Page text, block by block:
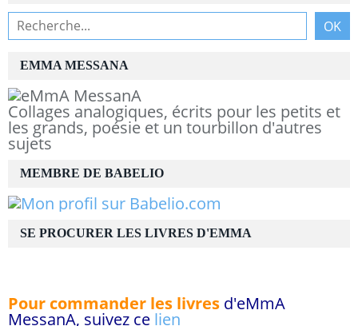
EMMA MESSANA
Collages analogiques, écrits pour les petits et
les grands, poésie et un tourbillon d'autres
sujets
MEMBRE DE BABELIO
SE PROCURER LES LIVRES D'EMMA
Pour commander les livres d'eMmA
MessanA, suivez ce lien